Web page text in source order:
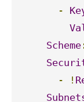
-
Scheme
-
!